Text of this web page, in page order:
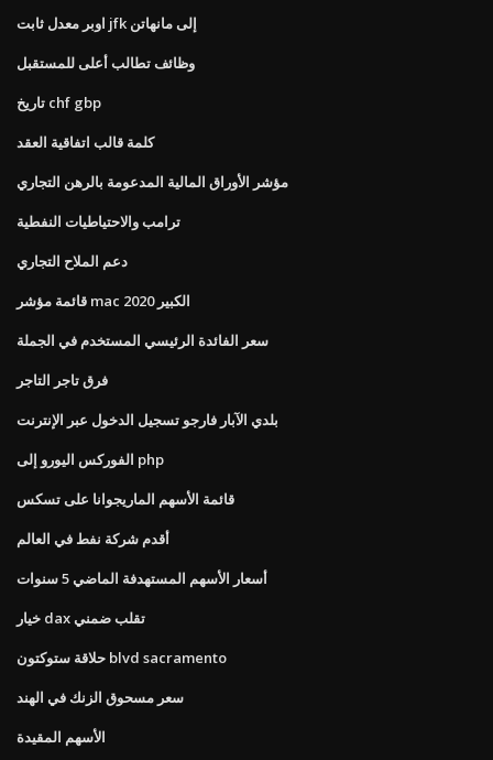
اوبر معدل ثابت jfk إلى مانهاتن
وظائف تطالب أعلى للمستقبل
تاريخ chf gbp
كلمة قالب اتفاقية العقد
مؤشر الأوراق المالية المدعومة بالرهن التجاري
ترامب والاحتياطيات النفطية
دعم الملاح التجاري
قائمة مؤشر mac الكبير 2020
سعر الفائدة الرئيسي المستخدم في الجملة
فرق تاجر التاجر
بلدي الآبار فارجو تسجيل الدخول عبر الإنترنت
الفوركس اليورو إلى php
قائمة الأسهم الماريجوانا على تسكس
أقدم شركة نفط في العالم
أسعار الأسهم المستهدفة الماضي 5 سنوات
خيار dax تقلب ضمني
حلاقة ستوكتون blvd sacramento
سعر مسحوق الزنك في الهند
الأسهم المقيدة